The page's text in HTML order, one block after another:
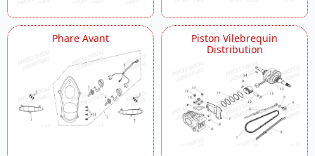
Phare Avant
Piston Vilebrequin
Distribution